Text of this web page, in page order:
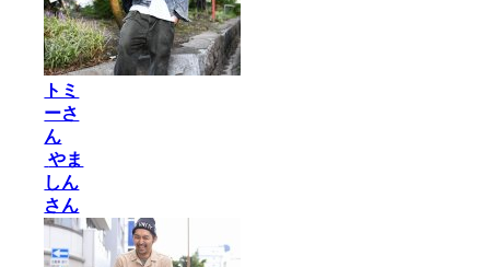
トミ
ーさ
ん
やま
しん
さん